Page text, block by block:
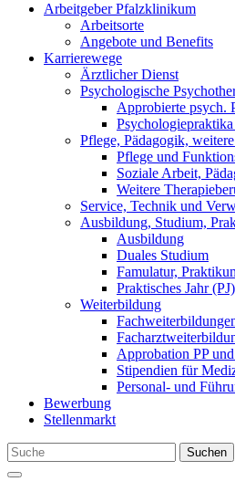
Arbeitgeber Pfalzklinikum
Arbeitsorte
Angebote und Benefits
Karrierewege
Ärztlicher Dienst
Psychologische
Approbierte psych.
Pflege, Pädagogik,
Pflege und
Soziale Arbeit,
Weitere
Service, Technik und
Ausbildung, Studium,
Ausbildung
Duales Studium
Famulatur,
Praktisches Jahr (PJ)
Weiterbildung
Approbation PP
Stipendien für
Personal- und
Bewerbung
Stellenmarkt
Suchen